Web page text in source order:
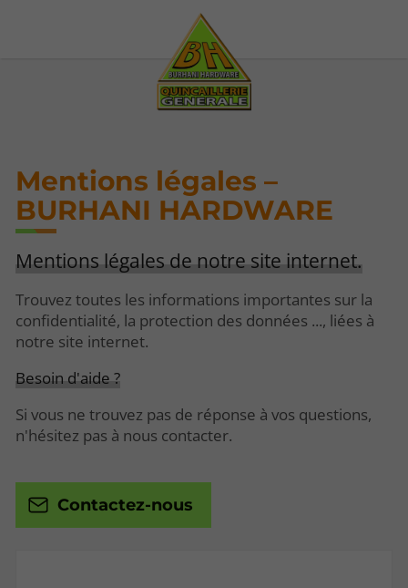
Mentions légales –
BURHANI HARDWARE
Mentions légales de notre site internet.
Trouvez toutes les informations importantes sur la
confidentialité, la protection des données ..., liées à
notre site internet.
Besoin d'aide ?
Si vous ne trouvez pas de réponse à vos questions,
n'hésitez pas à nous contacter.
Contactez-nous